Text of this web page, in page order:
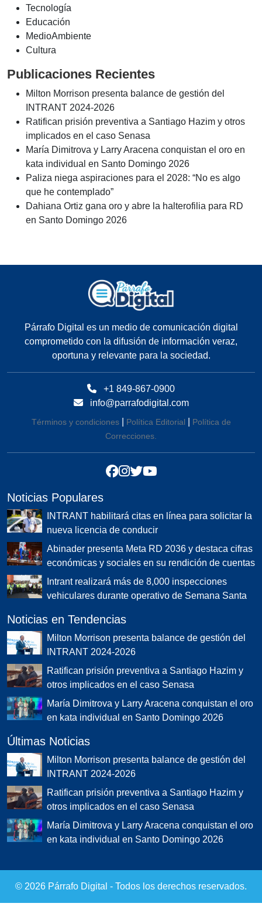
Tecnología
Educación
MedioAmbiente
Cultura
Publicaciones Recientes
Milton Morrison presenta balance de gestión del
INTRANT 2024-2026
Ratifican prisión preventiva a Santiago Hazim y otros
implicados en el caso Senasa
María Dimitrova y Larry Aracena conquistan el oro en
kata individual en Santo Domingo 2026
Paliza niega aspiraciones para el 2028: “No es algo
que he contemplado”
Dahiana Ortiz gana oro y abre la halterofilia para RD
en Santo Domingo 2026
Párrafo Digital es un medio de comunicación digital
comprometido con la difusión de información veraz,
oportuna y relevante para la sociedad.
+1 849-867-0900
info@parrafodigital.com
Términos y condiciones| Política Editorial
Política de
Correcciones.
Noticias Populares
INTRANT habilitará citas en línea para solicitar la
nueva licencia de conducir
Abinader presenta Meta RD 2036 y destaca cifras
económicas y sociales en su rendición de cuentas
Intrant realizará más de 8,000 inspecciones
vehiculares durante operativo de Semana Santa
Noticias en Tendencias
Milton Morrison presenta balance de gestión del
INTRANT 2024-2026
Ratifican prisión preventiva a Santiago Hazim y
otros implicados en el caso Senasa
María Dimitrova y Larry Aracena conquistan el oro
en kata individual en Santo Domingo 2026
Últimas Noticias
Milton Morrison presenta balance de gestión del
INTRANT 2024-2026
Ratifican prisión preventiva a Santiago Hazim y
otros implicados en el caso Senasa
María Dimitrova y Larry Aracena conquistan el oro
en kata individual en Santo Domingo 2026
© 2026 Párrafo Digital - Todos los derechos reservados.